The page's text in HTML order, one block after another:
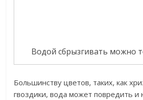
Водой сбрызгивать можно
Большинству цветов, таких, как
гвоздики, вода может повредить и